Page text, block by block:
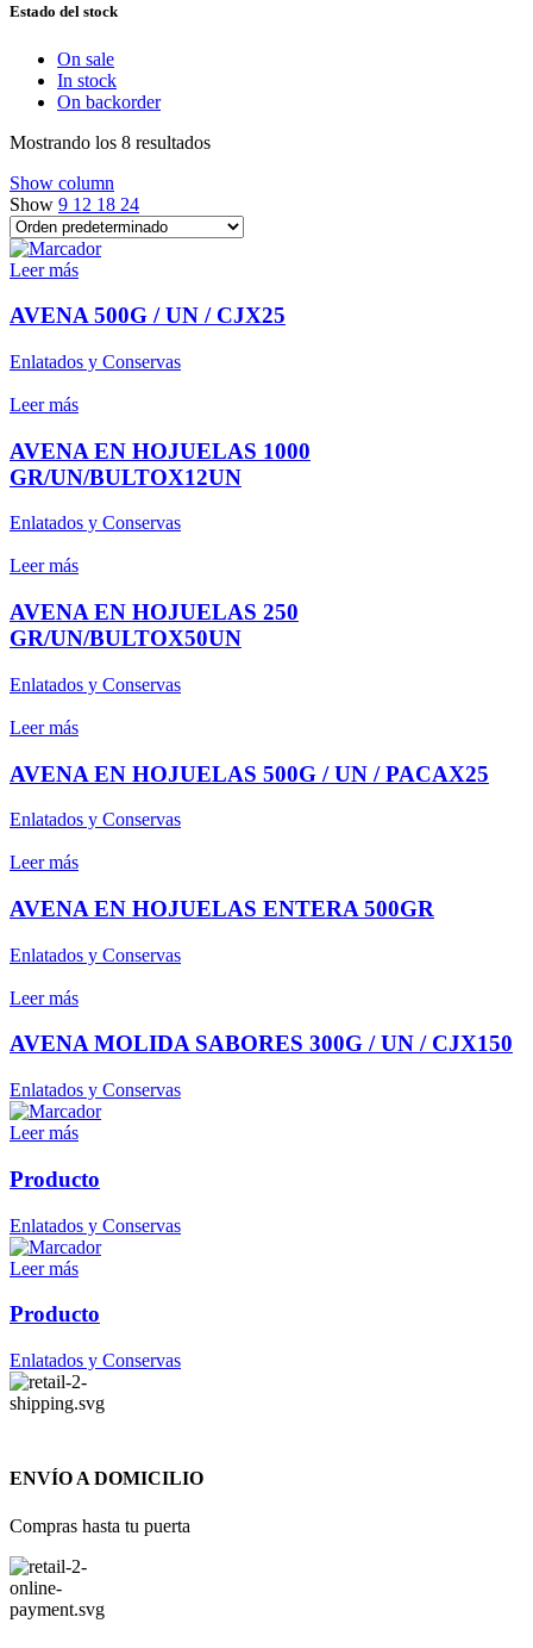
Estado del stock
On sale
In stock
On backorder
Mostrando los 8 resultados
Show column
Show 9 12 18 24
Leer más
AVENA 500G / UN / CJX25
Enlatados y Conservas
Leer más
AVENA EN HOJUELAS 1000
GR/UN/BULTOX12UN
Enlatados y Conservas
Leer más
AVENA EN HOJUELAS 250
GR/UN/BULTOX50UN
Enlatados y Conservas
Leer más
AVENA EN HOJUELAS 500G / UN / PACAX25
Enlatados y Conservas
Leer más
AVENA EN HOJUELAS ENTERA 500GR
Enlatados y Conservas
Leer más
AVENA MOLIDA SABORES 300G / UN / CJX150
Enlatados y Conservas
Leer más
Producto
Enlatados y Conservas
Leer más
Producto
Enlatados y Conservas
ENVÍO A DOMICILIO
Compras hasta tu puerta